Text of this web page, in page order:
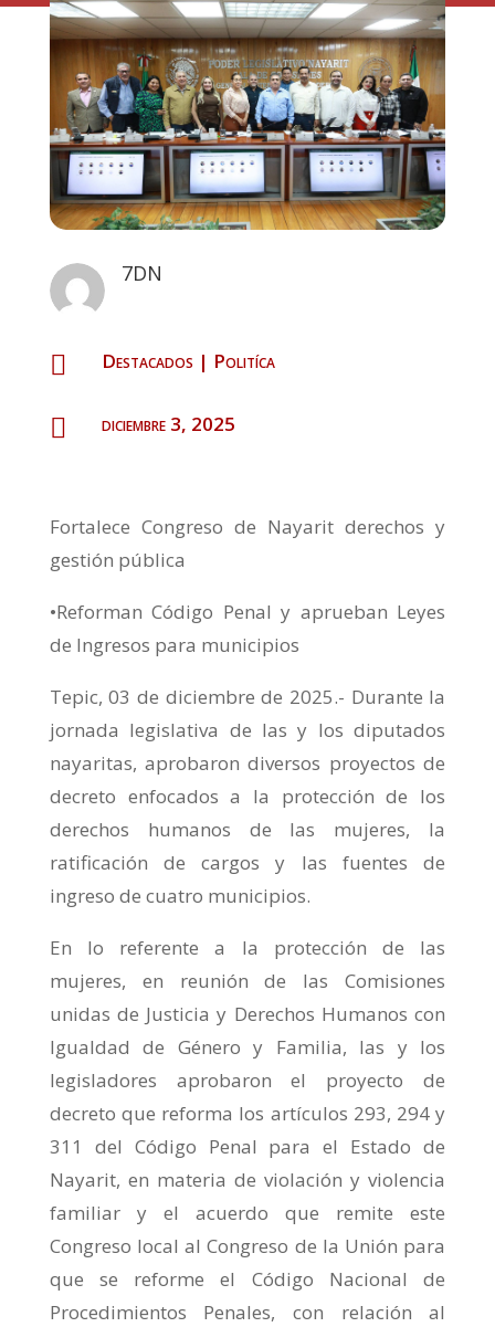
7DN
 Destacados | Politíca
 diciembre 3, 2025
Fortalece Congreso de Nayarit derechos y
gestión pública
•Reforman Código Penal y aprueban Leyes
de Ingresos para municipios
Tepic, 03 de diciembre de 2025.- Durante la
jornada legislativa de las y los diputados
nayaritas, aprobaron diversos proyectos de
decreto enfocados a la protección de los
derechos humanos de las mujeres, la
ratificación de cargos y las fuentes de
ingreso de cuatro municipios.
En lo referente a la protección de las
mujeres, en reunión de las Comisiones
unidas de Justicia y Derechos Humanos con
Igualdad de Género y Familia, las y los
legisladores aprobaron el proyecto de
decreto que reforma los artículos 293, 294 y
311 del Código Penal para el Estado de
Nayarit, en materia de violación y violencia
familiar y el acuerdo que remite este
Congreso local al Congreso de la Unión para
que se reforme el Código Nacional de
Procedimientos Penales, con relación al